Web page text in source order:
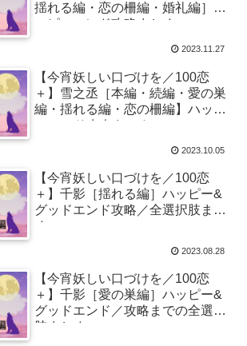
揺れる編・恋の柵編・婚礼編］ハ
ッピーエンド攻略まとめ
2023.11.27
【今宵妖しい口づけを／100恋
＋】雪之丞［本編・続編・愛の巣
編・揺れる編・恋の柵編】ハッピ
ーエンド攻略まとめ
2023.10.05
【今宵妖しい口づけを／100恋
＋】千影［揺れる編］ハッピー&
グッドエンド攻略／全選択肢まと
め
2023.08.28
【今宵妖しい口づけを／100恋
＋】千影［愛の巣編］ハッピー&
グッドエンド／攻略までの全選択
肢まとめ